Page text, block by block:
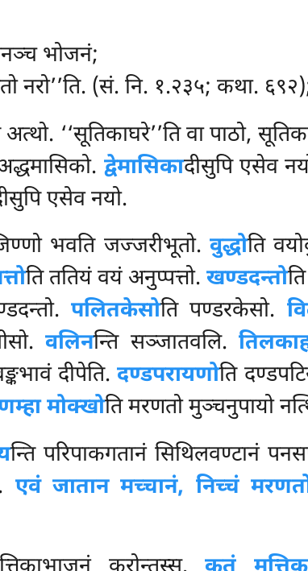
भोजनं;
नरो’’ति. (सं. नि. १.२३५; कथा.
‘‘सूतिकाघरे’’ति वा पाठो,
द्वेमासिकादीसुपि एसेव
एसेव नयो.
भवति जज्जरीभूतो. वुद्धोति
ति ततियं वयं अनुप्पत्तो.खण्डदन्तो
पलितकेसोति पण्डरकेसो.
वलिनन्ति सञ्जातवलि.
दीपेति.दण्डपरायणोति
मोक्खोति मरणतो मुञ्चनुपायो
न्ति परिपाकगतानं सिथिलवण्टानं
एवं जातान मच्चानं, निच्चं